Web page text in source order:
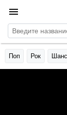
Поп Рок